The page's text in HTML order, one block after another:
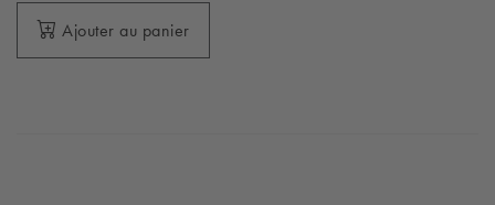
Ajouter au panier